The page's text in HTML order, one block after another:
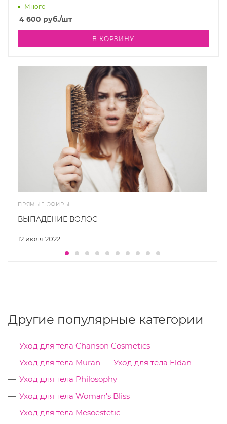
Много
4 600 руб./шт
В КОРЗИНУ
ПРЯМЫЕ ЭФИРЫ
12 июля 2022
ВЫПАДЕНИЕ ВОЛОС
Другие популярные категории
Уход для тела Chanson Cosmetics
Уход для тела Muran
Уход для тела Eldan
Уход для тела Philosophy
Уход для тела Woman's Bliss
Уход для тела Mesoestetic